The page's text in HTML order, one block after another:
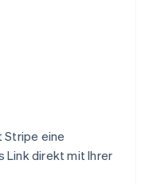
Stripe eine
Link direkt mit Ihrer